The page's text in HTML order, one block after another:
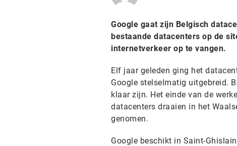
Google gaat zijn Belgisch
bestaande datacenters op de
internetverkeer op te vangen.
Elf jaar geleden ging het
Google stelselmatig uitgebreid.
klaar zijn. Het einde van de
datacenters draaien in het
genomen.
Google beschikt in Saint-